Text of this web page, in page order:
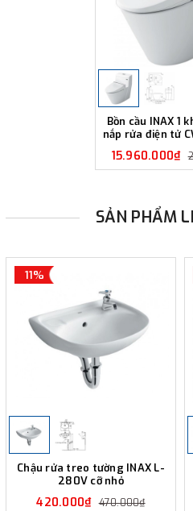
Bồn cầu INAX 1
nắp rửa điện tử
15.960.000₫
SẢN PHẨM
11%
Chậu rửa treo tường INAX L-
280V cỡ nhỏ
420.000₫ 470.000₫